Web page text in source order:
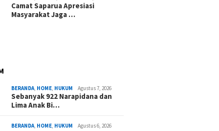
Camat Saparua Apresiasi
Masyarakat Jaga …
BERANDA, HOME, HUKUM Agustus 7, 2026
Sebanyak 922 Narapidana dan
Lima Anak Bi…
BERANDA, HOME, HUKUM Agustus 6, 2026